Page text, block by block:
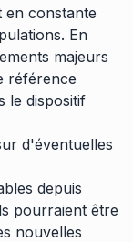
en constante
En
majeurs
référence
le dispositif
d'éventuelles
depuis
pourraient être
nouvelles